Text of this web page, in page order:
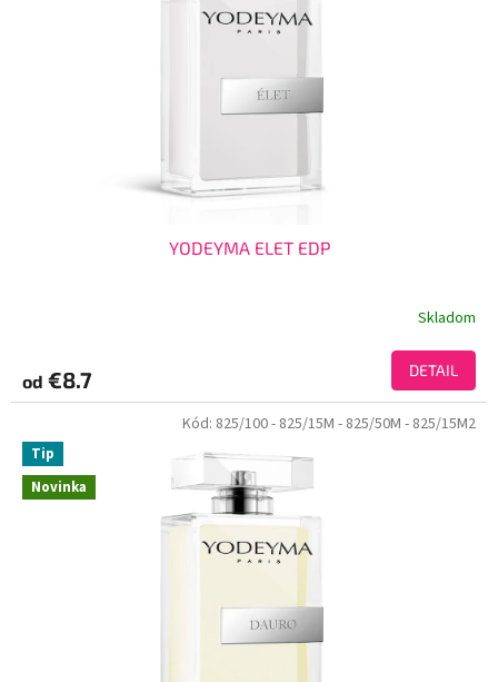
YODEYMA ELET EDP
Skladom
od €8.7 DETAIL
Novinka
Tip
Kód: 825/100- 825/15M - 825/50M - 825/15M2